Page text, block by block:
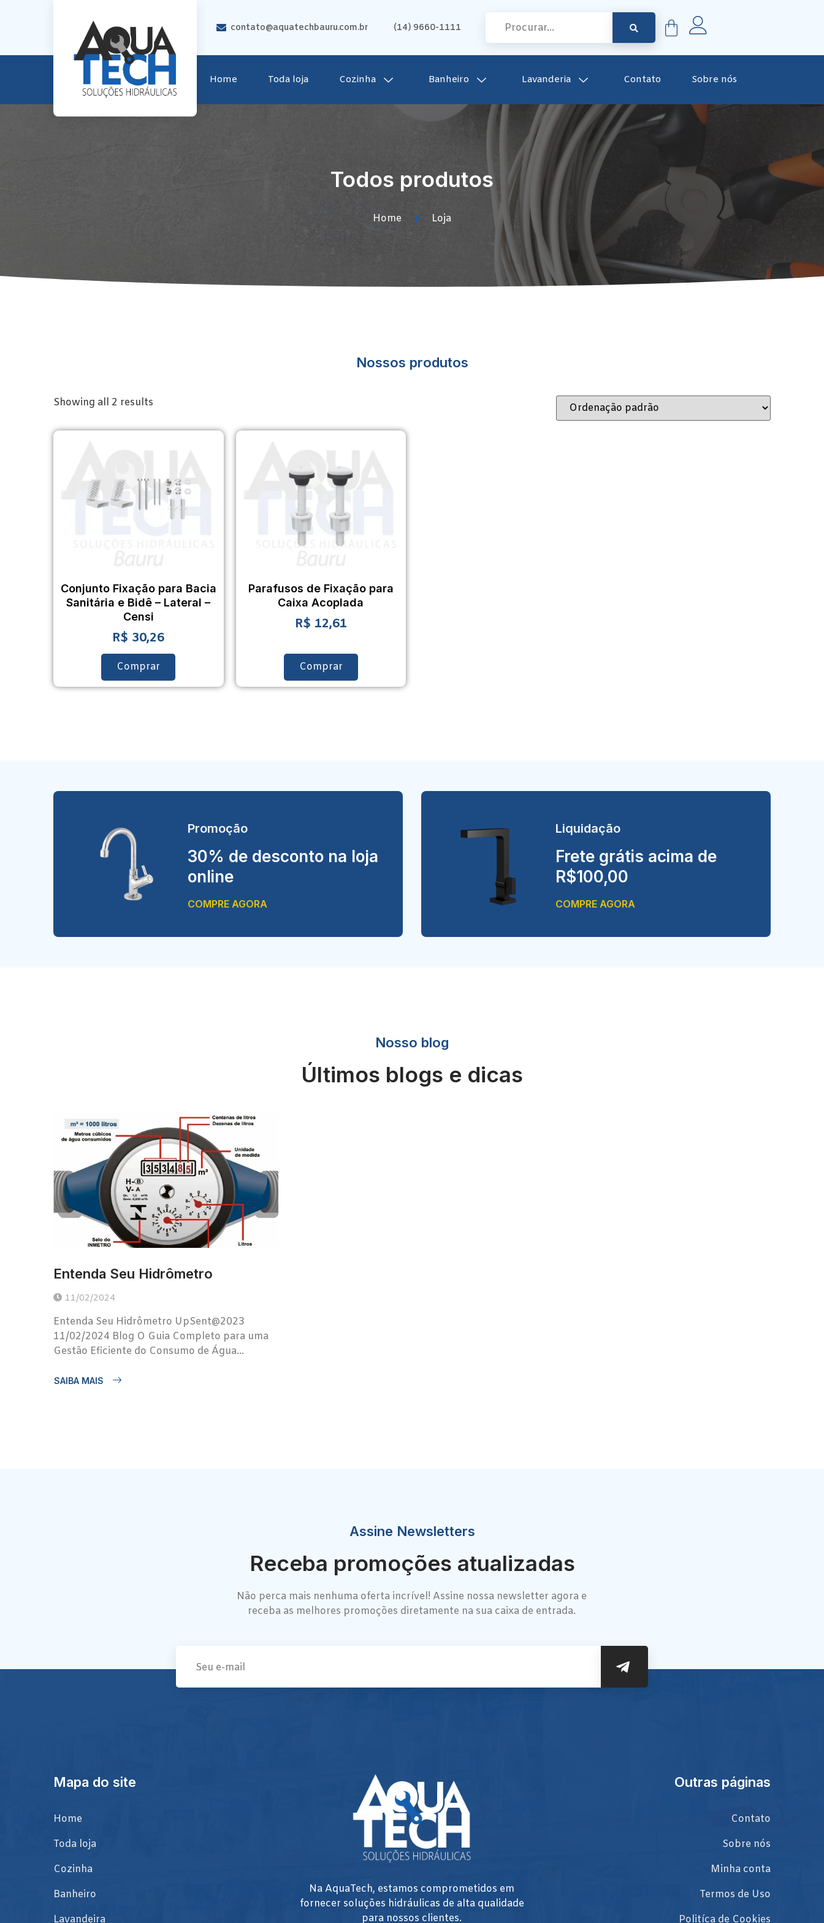
contato@aquatechbauru.com.br (14) 9660-1111
Home Toda loja Cozinha Banheiro Lavanderia Contato Sobre nós
Todos produtos
Home Loja
Nossos produtos
Showing all 2 results
Conjunto Fixação para Bacia
Sanitária e Bidê – Lateral –
Censi
R$ 30,26
Comprar
Parafusos de Fixação para
Caixa Acoplada
R$ 12,61
Comprar
Promoção
30% de desconto na loja
online
COMPRE AGORA
Liquidação
Frete grátis acima de
R$100,00
COMPRE AGORA
Nosso blog
Últimos blogs e dicas
Entenda Seu Hidrômetro
11/02/2024
Entenda Seu Hidrômetro UpSent@2023
11/02/2024 Blog O Guia Completo para uma
Gestão Eficiente do Consumo de Água...
SAIBA MAIS
Assine Newsletters
Receba promoções atualizadas
Não perca mais nenhuma oferta incrível! Assine nossa newsletter agora e
receba as melhores promoções diretamente na sua caixa de entrada.
Mapa do site
Home
Toda loja
Cozinha
Banheiro
Lavandeira
Na AquaTech, estamos comprometidos em
fornecer soluções hidráulicas de alta qualidade
para nossos clientes.
Outras páginas
Contato
Sobre nós
Minha conta
Termos de Uso
Politíca de Cookies